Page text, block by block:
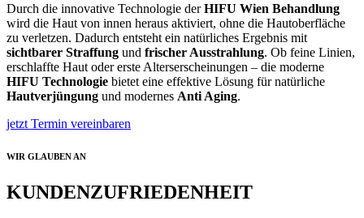
Durch die innovative Technologie derHIFU Wien Behandlung
wird die Haut von innen heraus aktiviert, ohne die Hautoberfläche
zu verletzen. Dadurch entsteht ein natürliches Ergebnis mit
sichtbarer Straffung und frischer Ausstrahlung. Ob feine Linien,
erschlaffte Haut oder erste Alterserscheinungen – die moderne
HIFU Technologie bietet eine effektive Lösung für natürliche
Hautverjüngung und modernes Anti Aging.
jetzt Termin vereinbaren
WIR GLAUBEN AN
KUNDENZUFRIEDENHEIT